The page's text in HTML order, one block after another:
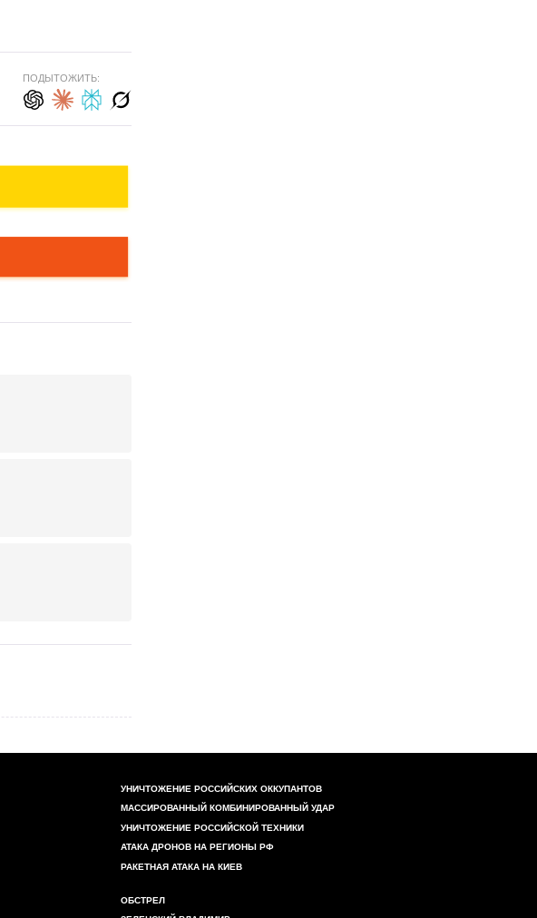
ПОДЫТОЖИТЬ:
УНИЧТОЖЕНИЕ РОССИЙСКИХ ОККУПАНТОВ
МАССИРОВАННЫЙ КОМБИНИРОВАННЫЙ УДАР
УНИЧТОЖЕНИЕ РОССИЙСКОЙ ТЕХНИКИ
АТАКА ДРОНОВ НА РЕГИОНЫ РФ
РАКЕТНАЯ АТАКА НА КИЕВ
ОБСТРЕЛ